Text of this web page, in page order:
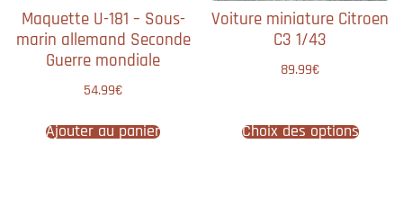
Maquette U-181 – Sous-
marin allemand Seconde
Guerre mondiale
54.99€
Ajouter au panier
Voiture miniature Citroen
C3 1/43
89.99€
Choix des options